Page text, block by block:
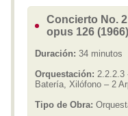
Concierto No.
opus 126 (1966)
Duración: 34 minutos
Orquestación: 2.2.2.3
Batería, Xilófono – 2
Tipo de Obra: